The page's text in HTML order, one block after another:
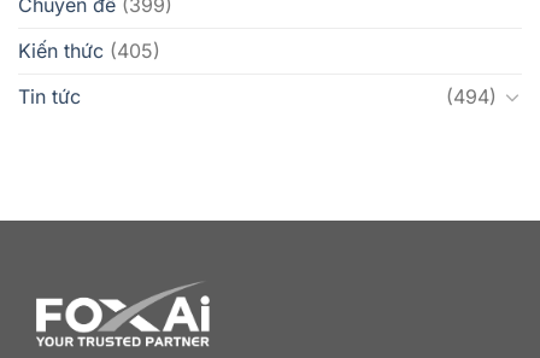
Kiến thức (405)
Tin tức
(494)